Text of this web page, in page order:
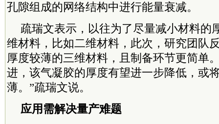
孔隙组成的网络结构中进行能量衰减。
疏瑞文表示，以往为了尽量减小材料的
维材料，比如二维材料，此次，研究团队
厚度较薄的三维材料，且制备环节更简单
进，该气凝胶的厚度有望进一步降低，或
薄。”疏瑞文说。
应用需解决量产难题